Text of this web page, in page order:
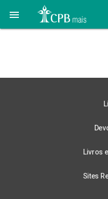

Livros
Sites